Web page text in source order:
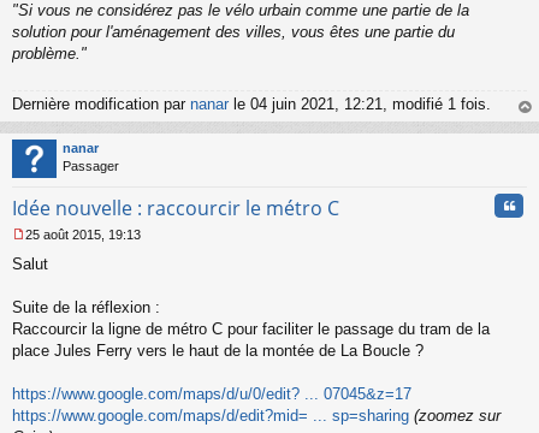
"Si vous ne considérez pas le vélo urbain comme une partie de la
solution pour l'aménagement des villes, vous êtes une partie du
problème."
Dernière modification par nanar le 04 juin 2021, 12:21, modifié 1 fois.
au
nanar
Passager
Idée nouvelle : raccourcir le métro C
e
s
g
e
o
n
25 août 2015, 19:13
Salut
Suite de la réflexion :
Raccourcir la ligne de métro C pour faciliter le passage du tram de la
place Jules Ferry vers le haut de la montée de La Boucle ?
https://www.google.com/maps/d/u/0/edit? ... 07045&z=17
https://www.google.com/maps/d/edit?mid= ... sp=sharing (zoomez sur